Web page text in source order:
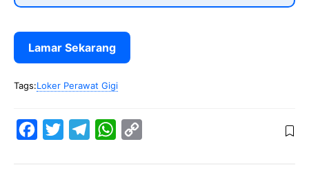
Lamar Sekarang
Tags:Loker Perawat Gigi
W